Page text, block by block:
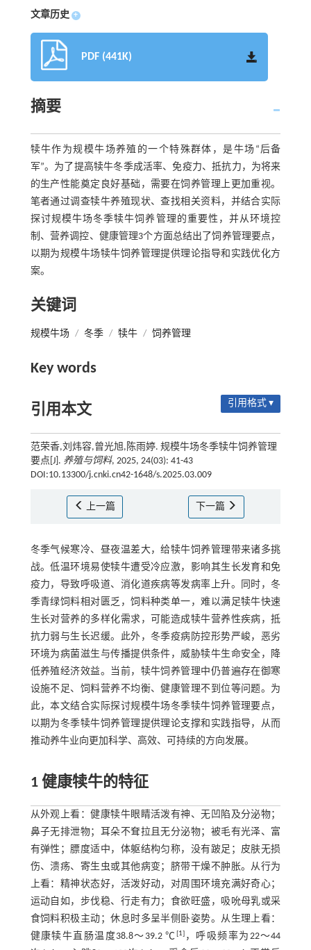
文章历史 +
PDF (441K)
摘要
犊牛作为规模牛场养殖的一个特殊群体，是牛场“后备
军”。为了提高犊牛冬季成活率、免疫力、抵抗力，为将来
的生产性能奠定良好基础，需要在饲养管理上更加重视。
笔者通过调查犊牛养殖现状、查找相关资料，并结合实际
探讨规模牛场冬季犊牛饲养管理的重要性，并从环境控
制、营养调控、健康管理3个方面总结出了饲养管理要点，
以期为规模牛场犊牛饲养管理提供理论指导和实践优化方
案。
关键词
规模牛场 / 冬季 / 犊牛 / 饲养管理
Key words
引用本文 引用格式 ▾
范荣香,刘炜容,曾光旭,陈雨婷. 规模牛场冬季犊牛饲养管理
要点[J]. 养殖与饲料, 2025, 24(03): 41-43
DOI:10.13300/j.cnki.cn42-1648/s.2025.03.009
上一篇 下一篇
冬季气候寒冷、昼夜温差大，给犊牛饲养管理带来诸多挑
战。低温环境易使犊牛遭受冷应激，影响其生长发育和免
疫力，导致呼吸道、消化道疾病等发病率上升。同时，冬
季青绿饲料相对匮乏，饲料种类单一，难以满足犊牛快速
生长对营养的多样化需求，可能造成犊牛营养性疾病，抵
抗力弱与生长迟缓。此外，冬季疫病防控形势严峻，恶劣
环境为病菌滋生与传播提供条件，威胁犊牛生命安全，降
低养殖经济效益。当前，犊牛饲养管理中仍普遍存在御寒
设施不足、饲料营养不均衡、健康管理不到位等问题。为
此，本文结合实际探讨规模牛场冬季犊牛饲养管理要点，
以期为冬季犊牛饲养管理提供理论支撑和实践指导，从而
推动养牛业向更加科学、高效、可持续的方向发展。
1 健康犊牛的特征
从外观上看：健康犊牛眼睛活泼有神、无凹陷及分泌物；
鼻子无排泄物；耳朵不耷拉且无分泌物；被毛有光泽、富
有弹性；膘度适中，体躯结构匀称，没有跛足；皮肤无损
伤、溃疡、寄生虫或其他病变；脐带干燥不肿胀。从行为
上看：精神状态好，活泼好动，对周围环境充满好奇心；
运动自如，步伐稳、行走有力；食欲旺盛，吸吮母乳或采
食饲料积极主动；休息时多呈半侧卧姿势。从生理上看：
健康犊牛直肠温度38.8～39.2 ℃ [1]，呼吸频率为22～44